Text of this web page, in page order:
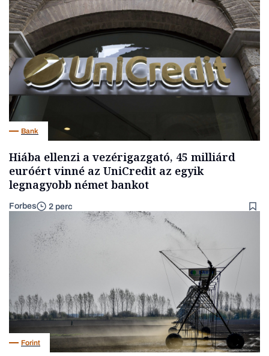
Bank
Hiába ellenzi a vezérigazgató, 45 milliárd
euróért vinné az UniCredit az egyik
legnagyobb német bankot
Forbes 2 perc
Forint